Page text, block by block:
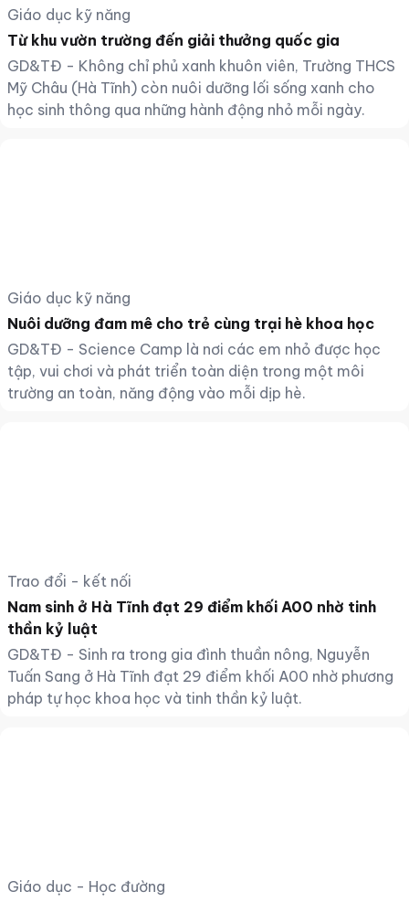
Giáo dục kỹ năng
Từ khu vườn trường đến giải thưởng quốc gia
GD&TĐ - Không chỉ phủ xanh khuôn viên, Trường THCS
Mỹ Châu (Hà Tĩnh) còn nuôi dưỡng lối sống xanh cho
học sinh thông qua những hành động nhỏ mỗi ngày.
Giáo dục kỹ năng
Nuôi dưỡng đam mê cho trẻ cùng trại hè khoa học
GD&TĐ - Science Camp là nơi các em nhỏ được học
tập, vui chơi và phát triển toàn diện trong một môi
trường an toàn, năng động vào mỗi dịp hè.
Trao đổi - kết nối
Nam sinh ở Hà Tĩnh đạt 29 điểm khối A00 nhờ tinh
thần kỷ luật
GD&TĐ - Sinh ra trong gia đình thuần nông, Nguyễn
Tuấn Sang ở Hà Tĩnh đạt 29 điểm khối A00 nhờ phương
pháp tự học khoa học và tinh thần kỷ luật.
Giáo dục - Học đường